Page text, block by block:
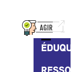
AGIR